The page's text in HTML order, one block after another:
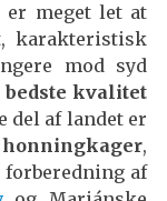
er meget let at
karakteristisk
mod syd
bedste kvalitet
del af landet er
honningkager,
af